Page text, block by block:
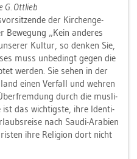
G. Ott­lieb
der Kir­chen­ge­
Be­we­gung „Kein an­de­res
Kul­tur, so den­ken Sie,
muss un­be­dingt gegen die
wer­den. Sie sehen in der
einen Ver­fall und weh­ren
durch die mus­li­
ist das wich­tigs­te, ihre Iden­ti­
nach Saudi-Ara­bi­en
ihre Re­li­gi­on dort nicht